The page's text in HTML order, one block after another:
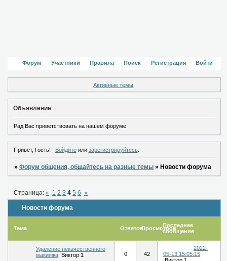
Форум Участники Правила Поиск Регистрация Войти
Активные темы
Объявление
Рад Вас приветствовать на нашем форуме
Привет, Гость! Войдитеили зарегистрируйтесь.
»Форум общения, общайтесь на разные темы »Новости форума
Новости форума
Страница:« 1 2 3 4 5 6 »
Тема ОтветовПросмотровПоследнее
сообщение
Удаление некачественного
макияжа
Виктор 1 0 42
2022-
05-13 15:05:15